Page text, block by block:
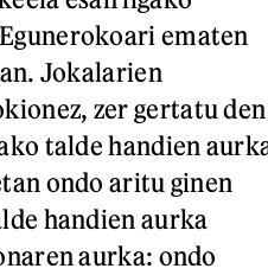
ematen
Jokalarien
zer gertatu den
talde handien
ondo aritu ginen
handien aurka
aurka: ondo